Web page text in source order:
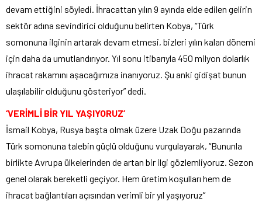
devam ettiğini söyledi. İhracattan yılın 9 ayında elde edilen gelirin
sektör adına sevindirici olduğunu belirten Kobya, “Türk
somonuna ilginin artarak devam etmesi, bizleri yılın kalan dönemi
için daha da umutlandırıyor. Yıl sonu itibarıyla 450 milyon dolarlık
ihracat rakamını aşacağımıza inanıyoruz. Şu anki gidişat bunun
ulaşılabilir olduğunu gösteriyor” dedi.
‘VERİMLİ BİR YIL YAŞIYORUZ’
İsmail Kobya, Rusya başta olmak üzere Uzak Doğu pazarında
Türk somonuna talebin güçlü olduğunu vurgulayarak, “Bununla
birlikte Avrupa ülkelerinden de artan bir ilgi gözlemliyoruz. Sezon
genel olarak bereketli geçiyor. Hem üretim koşulları hem de
ihracat bağlantıları açısından verimli bir yıl yaşıyoruz”